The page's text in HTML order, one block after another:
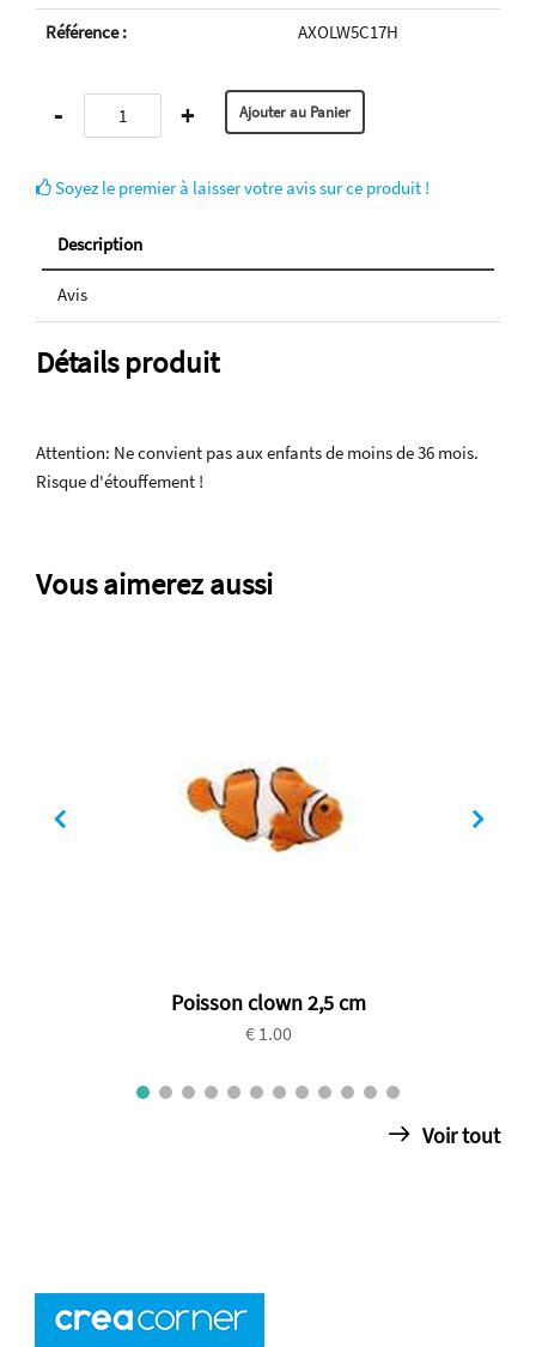
Référence :
AXOLW5C17H
- +
Soyez le premier à laisser votre avis sur ce produit !
Description
Avis
Détails produit
Attention: Ne convient pas aux enfants de moins de 36 mois.
Risque d'étouffement !
Vous aimerez aussi
Poisson clown 2,5 cm
€ 1.00
Voir tout